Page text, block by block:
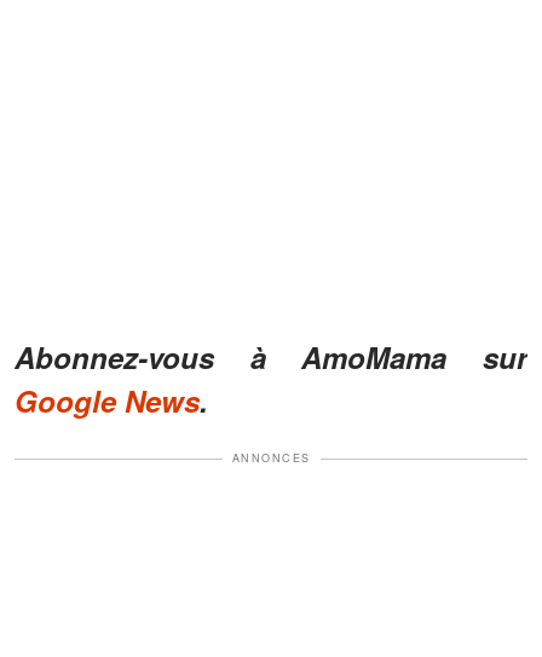
Abonnez-vous à AmoMama sur
Google News.
ANNONCES